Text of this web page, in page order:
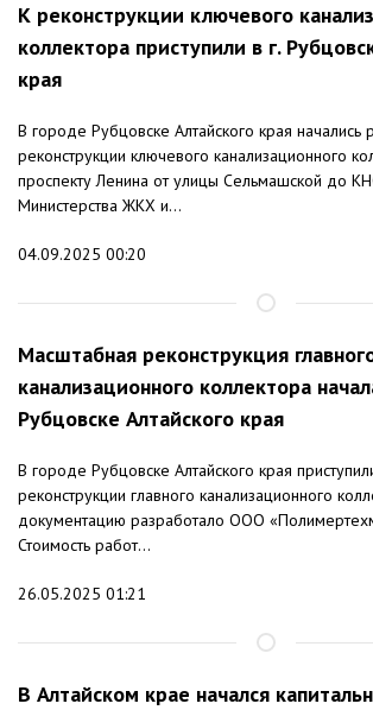
К реконструкции ключевого
коллектора приступили в г.
края
В городе Рубцовске Алтайского края начались
реконструкции ключевого канализационного
проспекту Ленина от улицы Сельмашской до
Министерства ЖКХ и...
04.09.2025 00:20
Масштабная реконструкция
канализационного коллектора
Рубцовске Алтайского края
В городе Рубцовске Алтайского края
реконструкции главного канализационного
документацию разработало ООО
Стоимость работ...
26.05.2025 01:21
В Алтайском крае начался